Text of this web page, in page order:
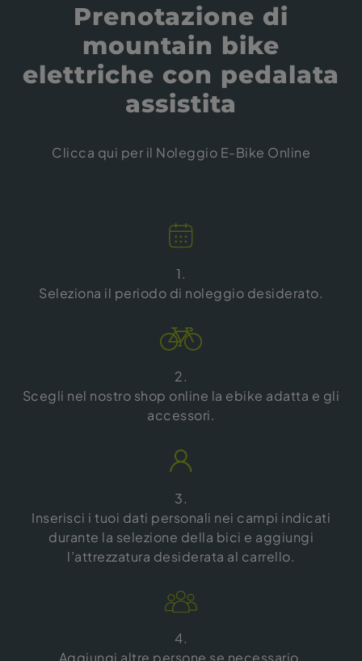
Prenotazione di
mountain bike
elettriche con pedalata
assistita
Clicca qui per il Noleggio E-Bike Online
1.
Seleziona il periodo di noleggio desiderato.
2.
Scegli nel nostro shop online la ebike adatta e gli
accessori.
3.
Inserisci i tuoi dati personali nei campi indicati
durante la selezione della bici e aggiungi
l’attrezzatura desiderata al carrello.
4.